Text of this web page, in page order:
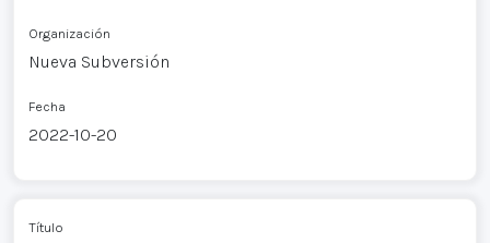
Organización
Nueva Subversión
Fecha
2022-10-20
Título